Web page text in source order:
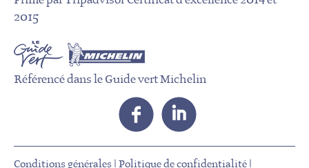
2015
Référencé dans le Guide vert Michelin
Conditions générales | Politique de confidentialité |